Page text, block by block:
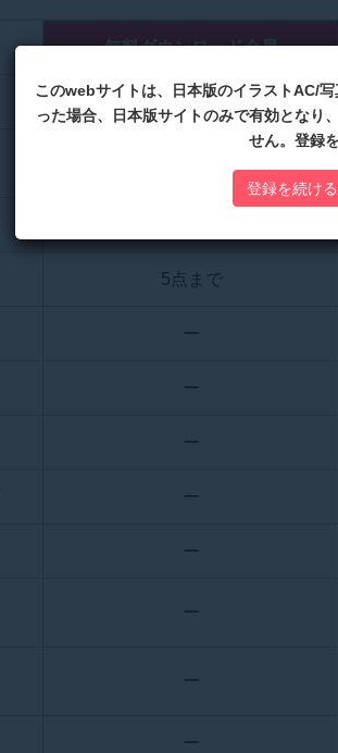
無料ダウンロード会員
1日4回
※AI/EPS は1日1点
5点まで
ー
ー
ー
ー
ー
ー
ー
ー
このwebサイトは、日本版のイラストAC/
った場合、日本版サイトのみで有効となり
せん。登録
登録を続ける